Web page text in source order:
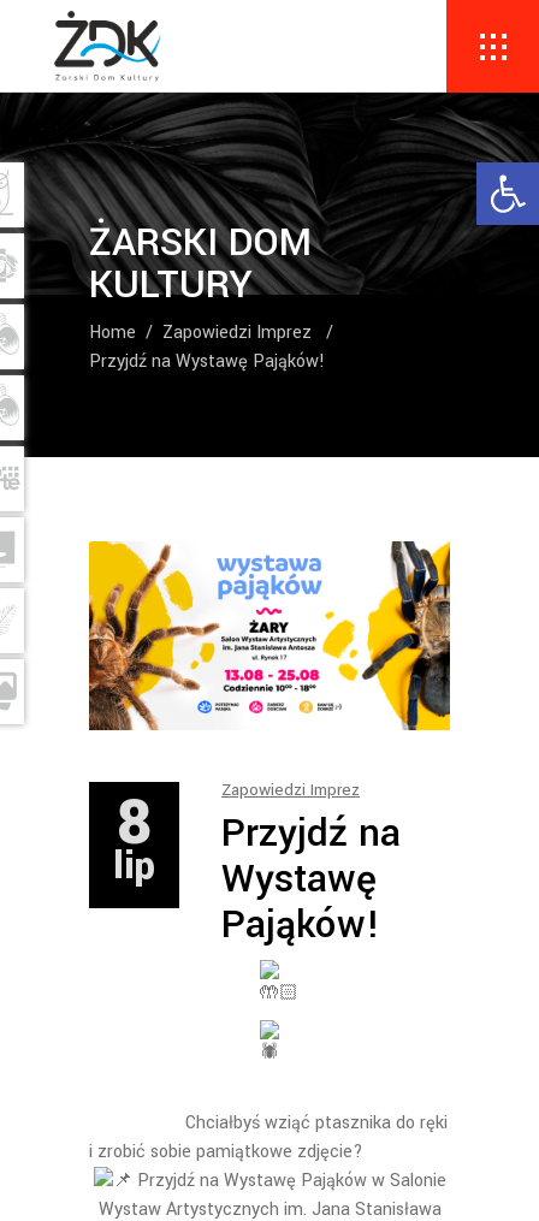
ŻARSKI DOM
KULTURY
Home / Zapowiedzi Imprez
/
Przyjdź na Wystawę Pająków!
8
lip
Zapowiedzi Imprez
Przyjdź na
Wystawę
Pająków!
Chciałbyś wziąć ptasznika do ręki
i zrobić sobie pamiątkowe zdjęcie?
Przyjdź na Wystawę Pająków w Salonie
Wystaw Artystycznych im. Jana Stanisława